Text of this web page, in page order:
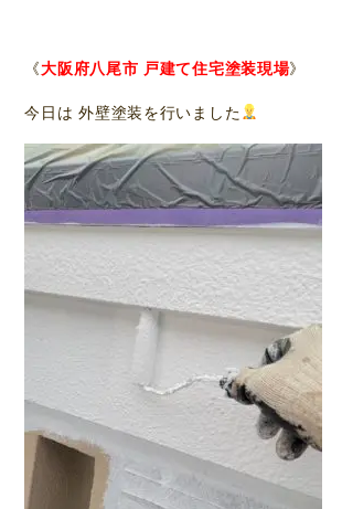
《大阪府八尾市 戸建て住宅塗装現場》
今日は 外壁塗装を行いました